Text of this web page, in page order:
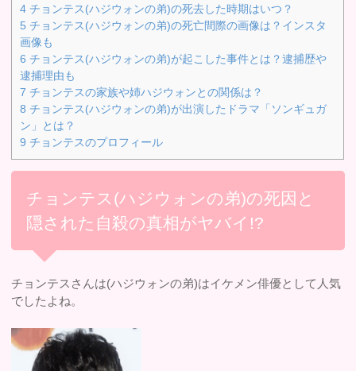
4 チョンテス(ハジウォンの弟)の死去した時期はいつ？
5 チョンテス(ハジウォンの弟)の死亡間際の画像は？インスタ
画像も
6 チョンテス(ハジウォンの弟)が起こした事件とは？逮捕歴や
逮捕理由も
7 チョンテスの家族や姉ハジウォンとの関係は？
8 チョンテス(ハジウォンの弟)が出演したドラマ「ソンギュガ
ン」とは？
9 チョンテスのプロフィール
チョンテス(ハジウォンの弟)の死因と
隠された自殺の真相がヤバイ!?
チョンテスさんは(ハジウォンの弟)はイケメン俳優として人気
でしたよね。